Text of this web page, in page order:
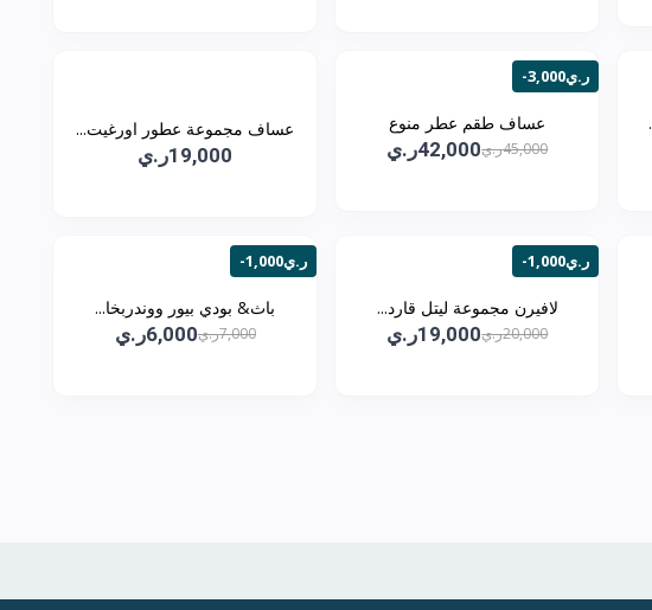
-3,000ر.ي
عساف طقم عطر منوع
45,000ر.ي 42,000ر.ي
عساف مجموعة عطور اورغيت...
19,000ر.ي
-1,000ر.ي
لافيرن مجموعة ليتل قارد...
20,000ر.ي 19,000ر.ي
-1,000ر.ي
باث& بودي بيور ووندربخا...
7,000ر.ي 6,000ر.ي